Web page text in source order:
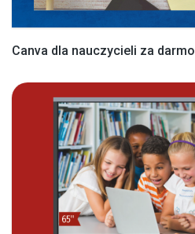
Canva dla nauczycieli za darmo